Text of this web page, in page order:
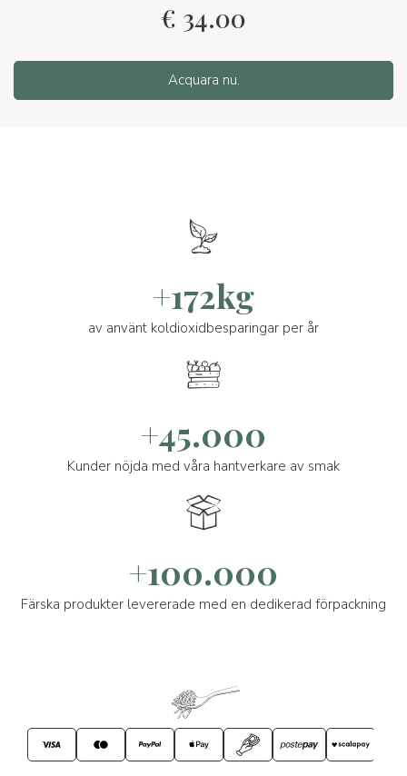
€ 34.00
Acquara nu.
+172kg
av använt koldioxidbesparingar per år
+45.000
Kunder nöjda med våra hantverkare av smak
+100.000
Färska produkter levererade med en dedikerad förpackning